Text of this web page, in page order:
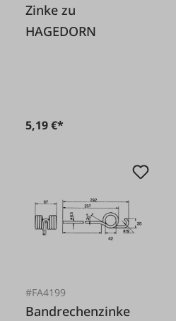
Zinke zu
HAGEDORN
5,19 €*
#FA4199
Bandrechenzinke